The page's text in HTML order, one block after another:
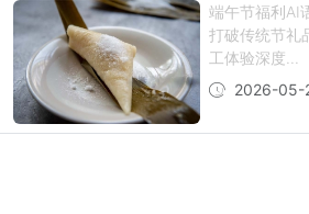
端午节福利AI
打破传统节礼
工体验深度...
2026-05-